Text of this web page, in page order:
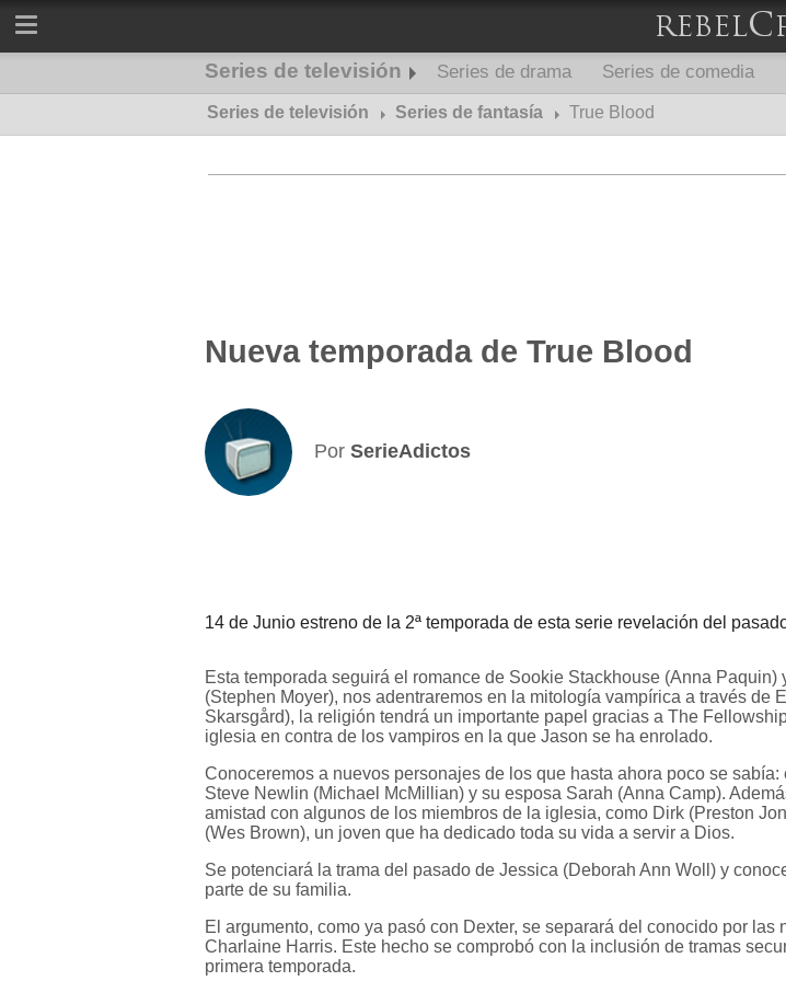
Series de televisión Series de drama Series de comedia
Series de misterio
Series de televisión Series de fantasía True Blood
Nueva temporada de True Blood
Por SerieAdictos
14 de Junio estreno de la 2ª temporada de esta serie revelación del
Esta temporada seguirá el romance de Sookie Stackhouse (Anna Paquin)
(Stephen Moyer), nos adentraremos en la mitología vampírica a través de
Skarsgård), la religión tendrá un importante papel gracias a The
iglesia en contra de los vampiros en la que Jason se ha enrolado.
Conoceremos a nuevos personajes de los que hasta ahora poco se sabía:
Steve Newlin (Michael McMillian) y su esposa Sarah (Anna Camp).
amistad con algunos de los miembros de la iglesia, como Dirk (Preston
(Wes Brown), un joven que ha dedicado toda su vida a servir a Dios.
Se potenciará la trama del pasado de Jessica (Deborah Ann Woll) y
parte de su familia.
El argumento, como ya pasó con Dexter, se separará del conocido por las
Charlaine Harris. Este hecho se comprobó con la inclusión de tramas
primera temporada.